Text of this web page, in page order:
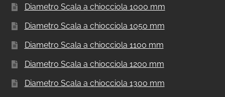
Diametro Scala a chiocciola 1000 mm
Diametro Scala a chiocciola 1050 mm
Diametro Scala a chiocciola 1100 mm
Diametro Scala a chiocciola 1200 mm
Diametro Scala a chiocciola 1300 mm